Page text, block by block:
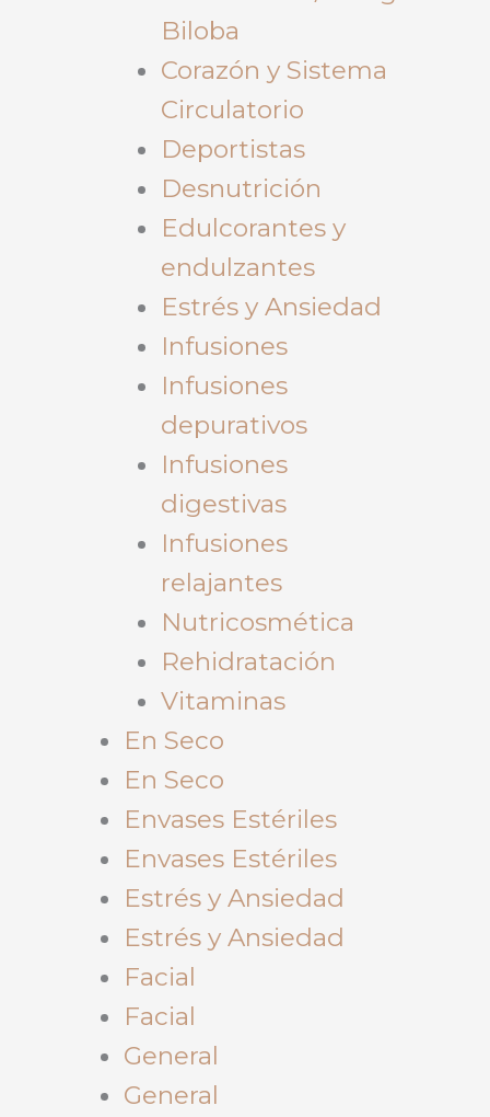
Biloba
Corazón y Sistema
Circulatorio
Deportistas
Desnutrición
Edulcorantes y
endulzantes
Estrés y Ansiedad
Infusiones
Infusiones
depurativos
Infusiones
digestivas
Infusiones
relajantes
Nutricosmética
Rehidratación
Vitaminas
En Seco
En Seco
Envases Estériles
Envases Estériles
Estrés y Ansiedad
Estrés y Ansiedad
Facial
Facial
General
General